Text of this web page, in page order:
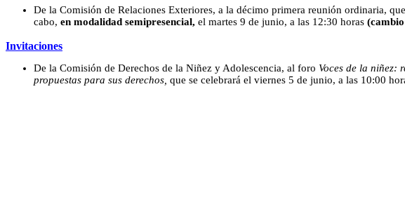
De la Comisión de Relaciones Exteriores, a la décimo primera reunión ordinaria,
cabo, en modalidad semipresencial, el martes 9 de junio, a las 12:30 horas
Invitaciones
De la Comisión de Derechos de la Niñez y Adolescencia, al foro Voces de la niñez:
propuestas para sus derechos, que se celebrará el viernes 5 de junio, a las 10:00